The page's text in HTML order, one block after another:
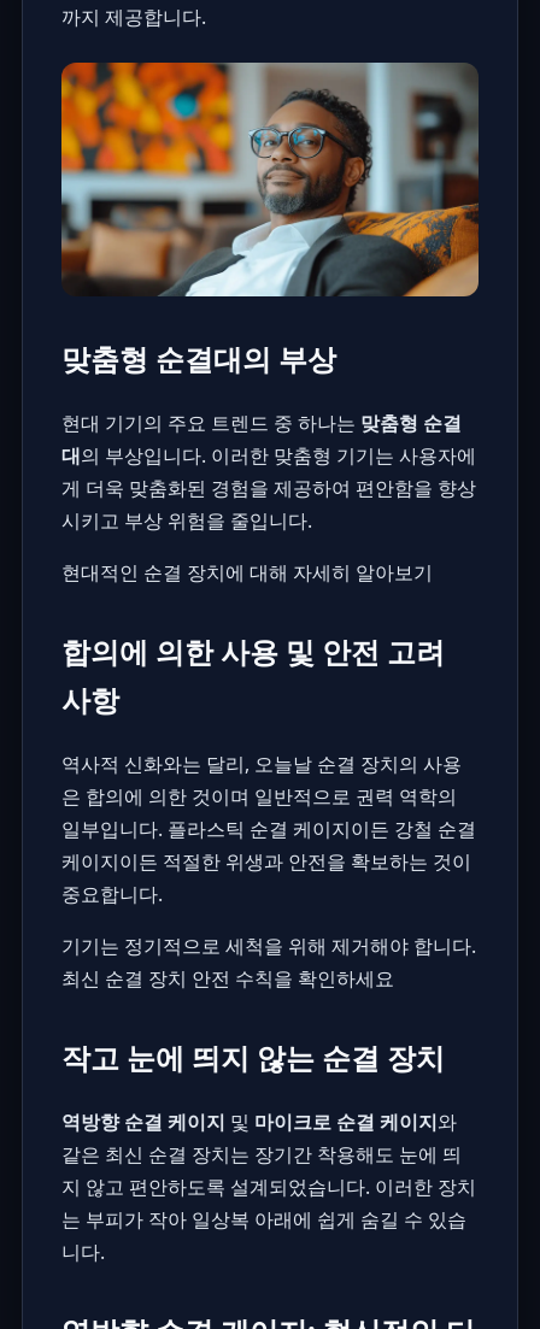
까지 제공합니다.
맞춤형 순결대의 부상
현대 기기의 주요 트렌드 중 하나는 맞춤형 순결
대의 부상입니다. 이러한 맞춤형 기기는 사용자에
게 더욱 맞춤화된 경험을 제공하여 편안함을 향상
시키고 부상 위험을 줄입니다.
현대적인 순결 장치에 대해 자세히 알아보기
합의에 의한 사용 및 안전 고려
사항
역사적 신화와는 달리, 오늘날 순결 장치의 사용
은 합의에 의한 것이며 일반적으로 권력 역학의
일부입니다. 플라스틱 순결 케이지이든 강철 순결
케이지이든 적절한 위생과 안전을 확보하는 것이
중요합니다.
기기는 정기적으로 세척을 위해 제거해야 합니다.
최신 순결 장치 안전 수칙을 확인하세요
작고 눈에 띄지 않는 순결 장치
역방향 순결 케이지 및 마이크로 순결 케이지와
같은 최신 순결 장치는 장기간 착용해도 눈에 띄
지 않고 편안하도록 설계되었습니다. 이러한 장치
는 부피가 작아 일상복 아래에 쉽게 숨길 수 있습
니다.